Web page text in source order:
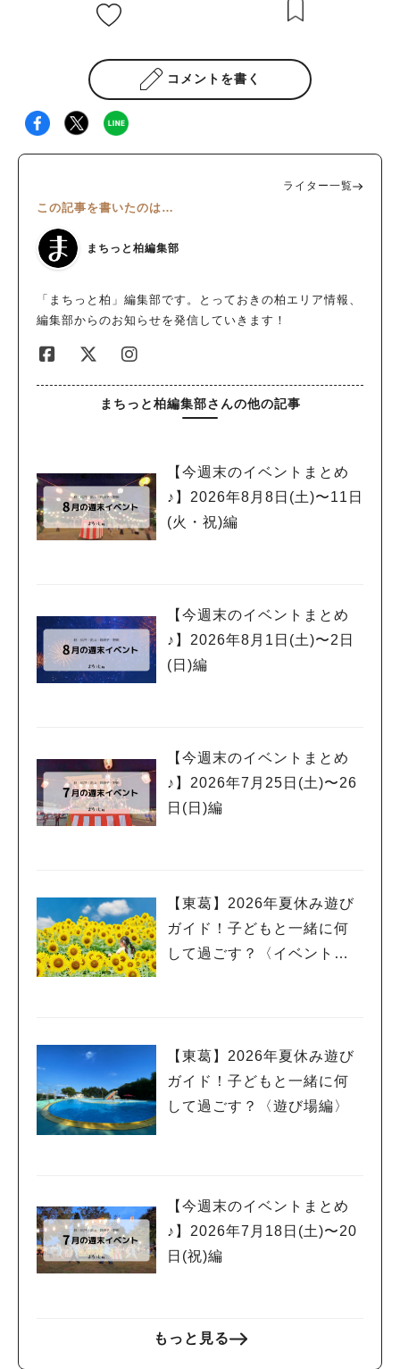
コメントを書く
ライター一覧
この記事を書いたのは…
まちっと柏編集部
「まちっと柏」編集部です。とっておきの柏エリア情報、
編集部からのお知らせを発信していきます！
まちっと柏編集部さんの他の記事
【今週末のイベントまとめ
♪】2026年8月8日(土)〜11日
(火・祝)編
【今週末のイベントまとめ
♪】2026年8月1日(土)〜2日
(日)編
【今週末のイベントまとめ
♪】2026年7月25日(土)〜26
日(日)編
【東葛】2026年夏休み遊び
ガイド！子どもと一緒に何
して過ごす？〈イベント
【東葛】2026年夏休み遊び
ガイド！子どもと一緒に何
して過ごす？〈遊び場編〉
【今週末のイベントまとめ
♪】2026年7月18日(土)〜20
日(祝)編
もっと見る